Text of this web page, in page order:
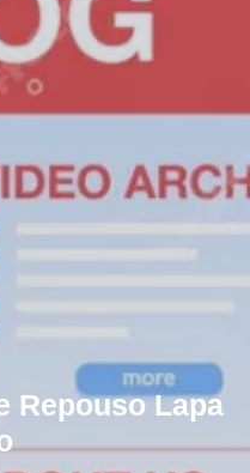
Repouso Lapa